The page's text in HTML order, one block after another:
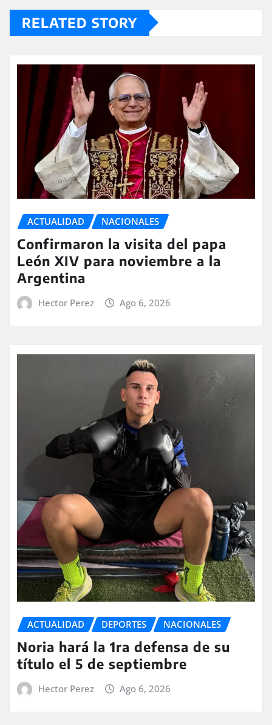
RELATED STORY
ACTUALIDAD NACIONALES
Confirmaron la visita del papa
León XIV para noviembre a la
Argentina
Hector Perez Ago 6, 2026
ACTUALIDAD DEPORTES NACIONALES
Noria hará la 1ra defensa de su
título el 5 de septiembre
Hector Perez Ago 6, 2026